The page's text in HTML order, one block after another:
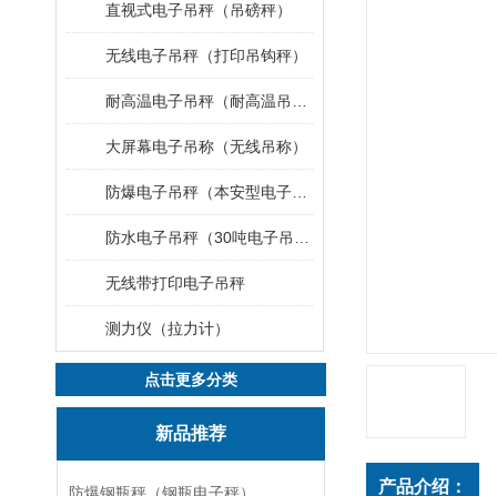
直视式电子吊秤（吊磅秤）
无线电子吊秤（打印吊钩秤）
大屏幕电子吊称（无线吊称）
无线带打印电子吊秤
测力仪（拉力计）
点击更多分类
新品推荐
产品介绍：